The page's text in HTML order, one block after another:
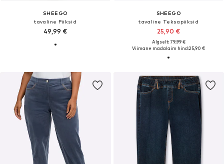
SHEEGO
tavaline Püksid
49,99 €
SHEEGO
tavaline Teksapüksid
25,90 €
Algselt: 79,99 €
Viimane madalaim hind:25,90 €